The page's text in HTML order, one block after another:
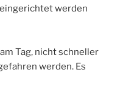
werden
Tag, nicht schneller
werden. Es